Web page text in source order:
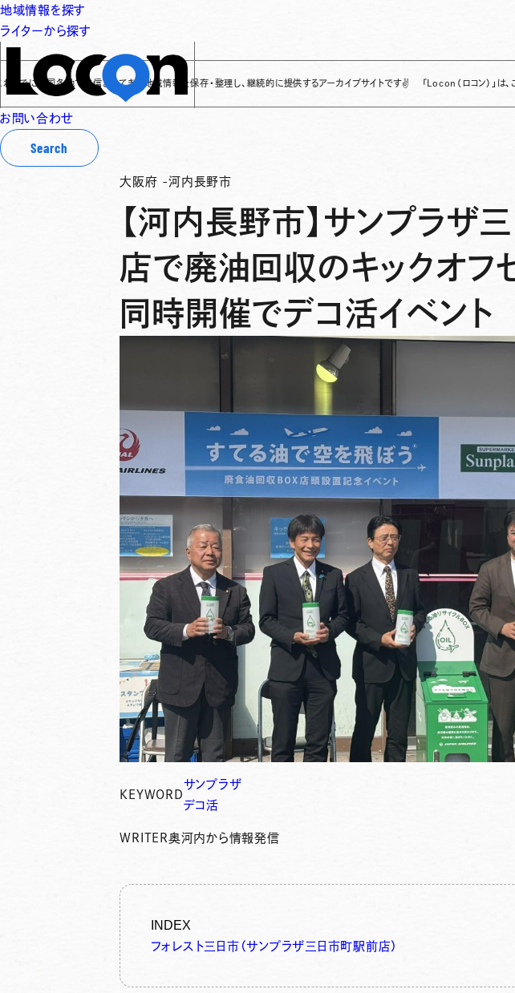
地域情報を探す
ライターから探す
お問い合わせ
Search
国各地で発信されてきた地域情報を保存・整理し、継続的に提供するアーカイブサイトです✌ 「Locon（ロコン）」は、これまで
大阪府 -河内長野市
【河内長野市】サンプラザ
店で廃油回収のキックオフ
同時開催でデコ活イベント
KEYWORD
サンプラザ
デコ活
WRITER奥河内から情報発信
INDEX
フォレスト三日市（サンプラザ三日市町駅前店）